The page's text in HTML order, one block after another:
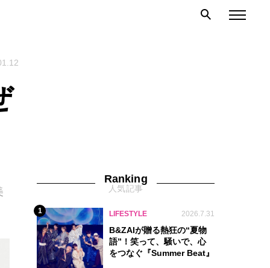
Ranking
人気記事
1 LIFESTYLE 2026.7.31
B&ZAIが贈る熱狂の“夏物
語”！笑って、騒いで、心
をつなぐ『Summer Beat』